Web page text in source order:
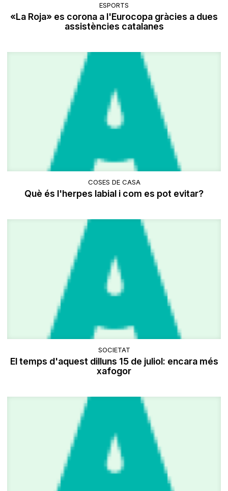
ESPORTS
«La Roja» es corona a l'Eurocopa gràcies a dues
assistències catalanes
COSES DE CASA
Què és l'herpes labial i com es pot evitar?
SOCIETAT
El temps d'aquest dilluns 15 de juliol: encara més
xafogor